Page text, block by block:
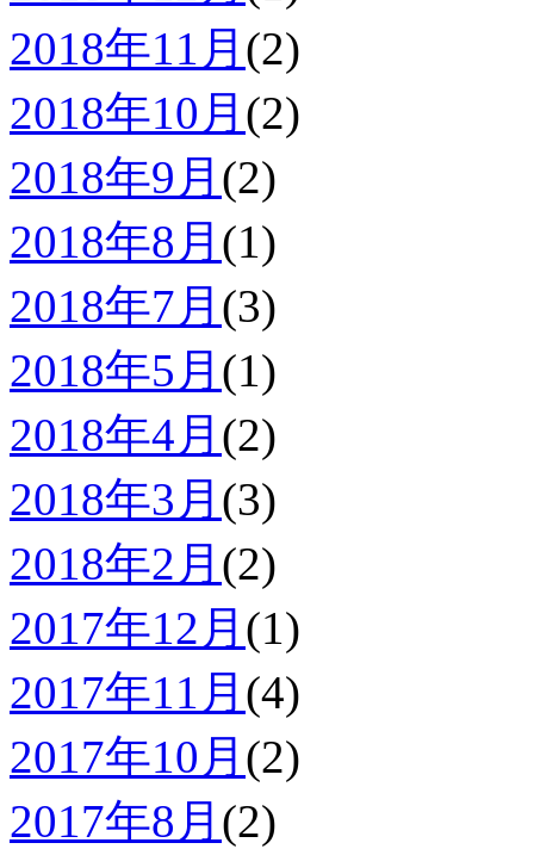
2018年11月 (2)
2018年10月 (2)
2018年9月 (2)
2018年8月 (1)
2018年7月 (3)
2018年5月 (1)
2018年4月 (2)
2018年3月 (3)
2018年2月 (2)
2017年12月 (1)
2017年11月 (4)
2017年10月 (2)
2017年8月 (2)